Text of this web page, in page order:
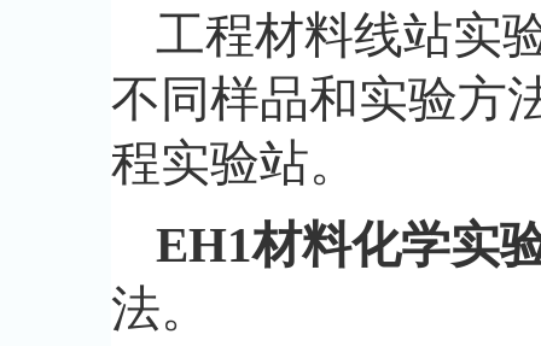
工程材料线站实
不同样品和实验方
程实验站。
EH1材料化学实
法。